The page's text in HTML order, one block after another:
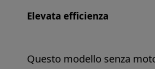
Elevata efficienza
Questo modello senza